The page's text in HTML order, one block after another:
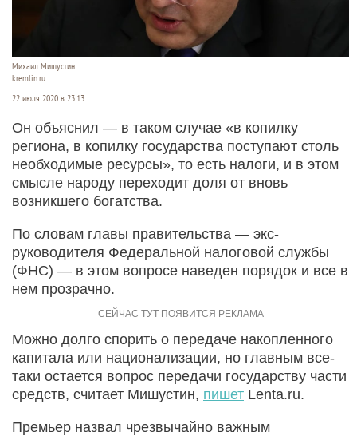
Михаил Мишустин.
kremlin.ru
22 июля 2020 в 23:13
Он объяснил — в таком случае «в копилку
региона, в копилку государства поступают столь
необходимые ресурсы», то есть налоги, и в этом
смысле народу переходит доля от вновь
возникшего богатства.
По словам главы правительства — экс-
руководителя Федеральной налоговой службы
(ФНС) — в этом вопросе наведен порядок и все в
нем прозрачно.
Можно долго спорить о передаче накопленного
капитала или национализации, но главным все-
таки остается вопрос передачи государству части
средств, считает Мишустин, пишет Lenta.ru.
Премьер назвал чрезвычайно важным